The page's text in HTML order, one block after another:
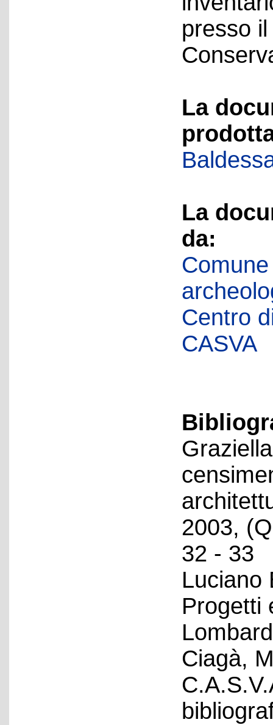
presso
La
La
da:
Centro
CASVA
2003,
32 - 33
Luciano
Progetti
Ciagà,